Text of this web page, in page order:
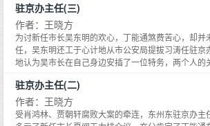
人公丁则成实际上是一个颇具警觉性的驻京办主任，
环境之中，在陷害副主任杨厚德的路上越走越远，最
驻京办主任(三)
作者：王晓方
为讨新任市长吴东明的欢心，丁能通煞费苦心，却并
任，吴东明还工于心计地从市公安局提拔习涛任驻京
地认为吴市长在自己身边安插了一位特务，两个人的
场成也萧何败也萧何的悲剧，致使东汽集团董事长兼
设计的资本迷宫中。与此同时，在吴东明扶持下，迅
团因盲目扩张、经营不善破产倒闭，老板邱兴本因官
驻京办主任(二)
作者：王晓方
受肖鸿林、贾朝轩腐败大案的牵连，东州东驻京办主